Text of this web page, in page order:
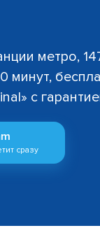
метро,
минут,
с
сразу